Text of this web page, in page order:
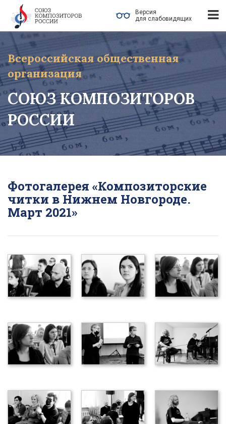
Версия
для слабовидящих
Всероссийская общественная
организация
СОЮЗ КОМПОЗИТОРОВ
РОССИИ
Фотогалерея «Композиторские
читки в Нижнем Новгороде.
Март 2021»